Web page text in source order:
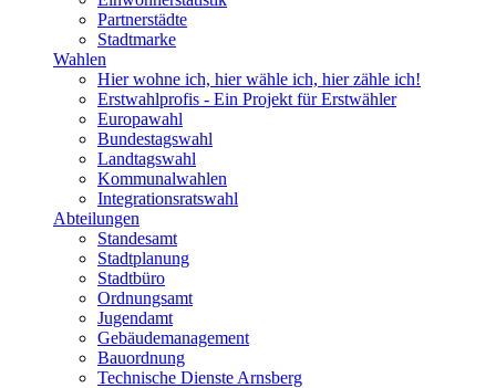
Partnerstädte
Stadtmarke
Wahlen
Hier wohne ich, hier wähle ich, hier zähle ich!
Erstwahlprofis - Ein Projekt für Erstwähler
Europawahl
Bundestagswahl
Landtagswahl
Kommunalwahlen
Integrationsratswahl
Abteilungen
Standesamt
Stadtplanung
Stadtbüro
Ordnungsamt
Jugendamt
Gebäudemanagement
Bauordnung
Technische Dienste Arnsberg